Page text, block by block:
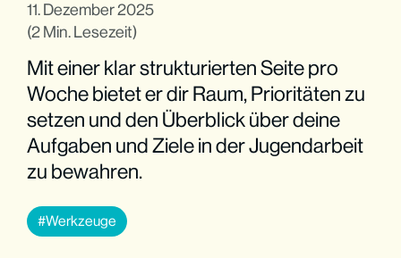
11. Dezember 2025
(2 Min. Lesezeit)
Mit einer klar strukturierten Seite pro
Woche bietet er dir Raum, Prioritäten zu
setzen und den Überblick über deine
Aufgaben und Ziele in der Jugendarbeit
zu bewahren.
Werkzeuge